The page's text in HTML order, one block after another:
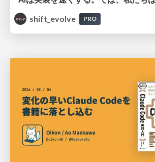
shift_evolve
PRO